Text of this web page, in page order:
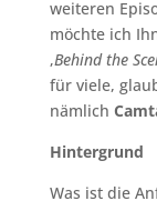
weiteren
möchte ich
‚Behind the
für viele,
nämlich Cam
Hintergrund
Was ist die